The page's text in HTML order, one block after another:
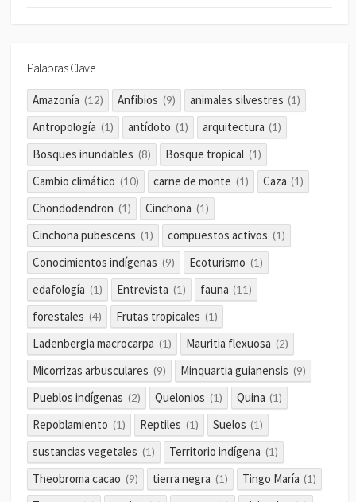
Palabras Clave
Amazonía (12) Anfibios (9) animales silvestres (1)
Antropología (1) antídoto (1) arquitectura (1)
Bosques inundables (8) Bosque tropical (1)
Cambio climático (10) carne de monte (1) Caza (1)
Chondodendron (1) Cinchona (1)
Cinchona pubescens (1) compuestos activos (1)
Conocimientos indígenas (9) Ecoturismo (1)
edafología (1) Entrevista (1) fauna (11)
forestales (4) Frutas tropicales (1)
Ladenbergia macrocarpa (1) Mauritia flexuosa (2)
Micorrizas arbusculares (9) Minquartia guianensis (9)
Pueblos indígenas (2) Quelonios (1) Quina (1)
Repoblamiento (1) Reptiles (1) Suelos (1)
sustancias vegetales (1) Territorio indígena (1)
Theobroma cacao (9) tierra negra (1) Tingo María (1)